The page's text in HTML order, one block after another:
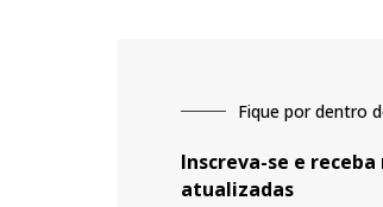
Fique por dentro
Inscreva-se e
atualizadas